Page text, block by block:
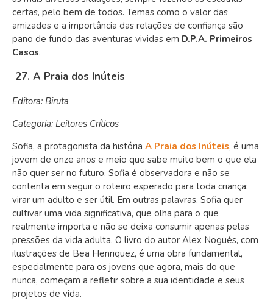
certas, pelo bem de todos. Temas como o valor das
amizades e a importância das relações de confiança são
pano de fundo das aventuras vividas em D.P.A. Primeiros
Casos.
27. A Praia dos Inúteis
Editora: Biruta
Categoria: Leitores Críticos
Sofia, a protagonista da história A Praia dos Inúteis, é uma
jovem de onze anos e meio que sabe muito bem o que ela
não quer ser no futuro. Sofia é observadora e não se
contenta em seguir o roteiro esperado para toda criança:
virar um adulto e ser útil. Em outras palavras, Sofia quer
cultivar uma vida significativa, que olha para o que
realmente importa e não se deixa consumir apenas pelas
pressões da vida adulta. O livro do autor Alex Nogués, com
ilustrações de Bea Henriquez, é uma obra fundamental,
especialmente para os jovens que agora, mais do que
nunca, começam a refletir sobre a sua identidade e seus
projetos de vida.